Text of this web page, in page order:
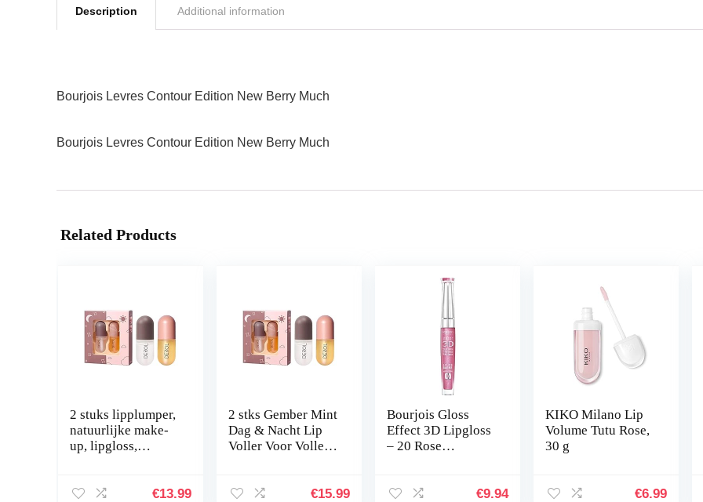
Description Additional information
Bourjois Levres Contour Edition New Berry Much
Bourjois Levres Contour Edition New Berry Much
Related Products
2 stuks lipplumper,
natuurlijke make-
up, lipgloss,
lippluim,
€13.99
2 stks Gember Mint
Dag & Nacht Lip
Voller Voor Voller
Enhancer Volledige
€15.99
Bourjois Gloss
Effect 3D Lipgloss
– 20 Rose
€9.94
KIKO Milano Lip
Volume Tutu Rose,
30 g
€6.99